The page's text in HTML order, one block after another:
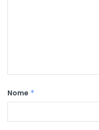
Nome *